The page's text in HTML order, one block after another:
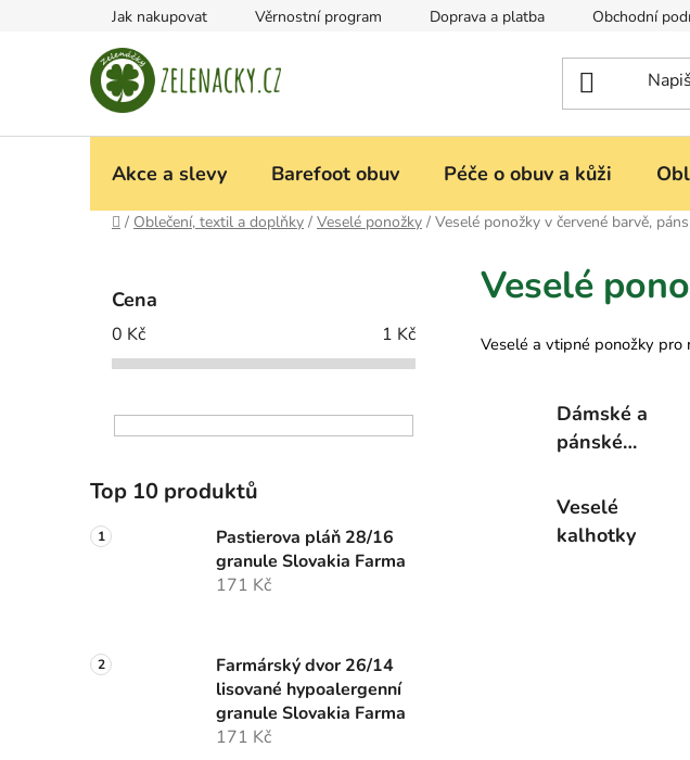
Jak nakupovat Věrnostní program Doprava a platba Obchodní
Akce a slevy Barefoot obuv Péče o obuv a kůži
Domů
/ Oblečení, textil a doplňky / Veselé ponožky / Veselé ponožky v červené barvě,
í
a
Cena
0 Kč 1 Kč
Top 10 produktů
Pastierova pláň 28/16
granule Slovakia Farma
171 Kč
Farmárský dvor 26/14
lisované hypoalergenní
granule Slovakia Farma
171 Kč
Veselé
Veselé a vtipné ponožky
Dámské a
pánské
veselé ponožky
Veselé
kalhotky